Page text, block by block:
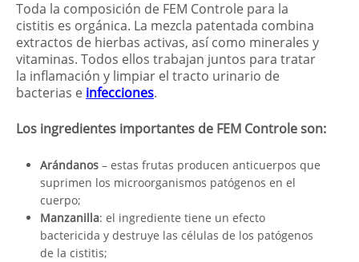
Toda la composición de FEM Controle para la
cistitis es orgánica. La mezcla patentada combina
extractos de hierbas activas, así como minerales y
vitaminas. Todos ellos trabajan juntos para tratar
la inflamación y limpiar el tracto urinario de
bacterias e infecciones.
Los ingredientes importantes de FEM Controle son:
Arándanos – estas frutas producen anticuerpos que
suprimen los microorganismos patógenos en el
cuerpo;
Manzanilla: el ingrediente tiene un efecto
bactericida y destruye las células de los patógenos
de la cistitis;